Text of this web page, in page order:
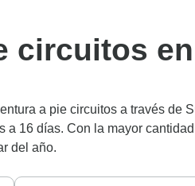
circuitos
a pie circuitos a través de
a 16 días. Con la mayor
del año.